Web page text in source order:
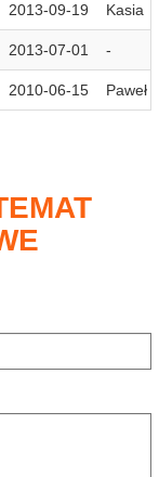
2013-09-19 Kasia
2013-07-01 -
2010-06-15 Paweł